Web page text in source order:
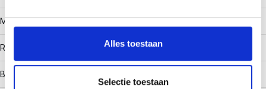
personaliseren, om functies voor social media te bieden
en om ons websiteverkeer te analyseren. Ook delen we
partners voor social media, adverteren en analyse. Deze
partners kunnen deze gegevens combineren met andere
Alles toestaan
Selectie toestaan
Materiaal
Roestvaststaal (RVS)
Binnenstraal